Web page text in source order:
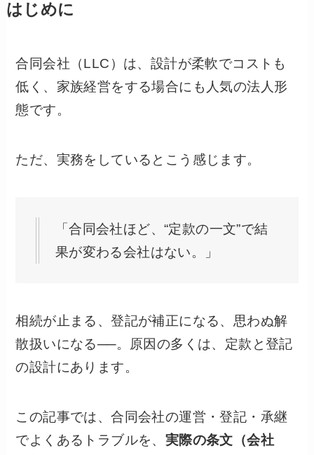
はじめに
合同会社（LLC）は、設計が柔軟でコストも
低く、家族経営をする場合にも人気の法人形
態です。
ただ、実務をしているとこう感じます。
「合同会社ほど、“定款の一文”で結
果が変わる会社はない。」
相続が止まる、登記が補正になる、思わぬ解
散扱いになる──。原因の多くは、定款と登記
の設計にあります。
この記事では、合同会社の運営・登記・承継
でよくあるトラブルを、 実際の条文（会社